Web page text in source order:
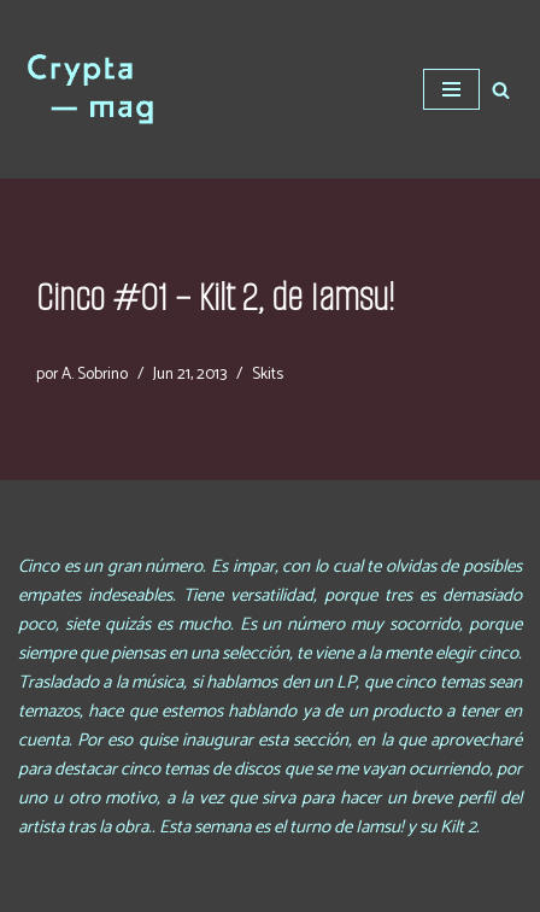
Saltar
contenido
Cinco #01 – Kilt 2, de Iamsu!
porA. Sobrino Jun 21, 2013 Skits
Cinco es un gran número. Es impar, con lo cual te olvidas de posibles
empates indeseables. Tiene versatilidad, porque tres es demasiado
poco, siete quizás es mucho. Es un número muy socorrido, porque
siempre que piensas en una selección, te viene a la mente elegir cinco.
Trasladado a la música, si hablamos den un LP, que cinco temas sean
temazos, hace que estemos hablando ya de un producto a tener en
cuenta. Por eso quise inaugurar esta sección, en la que aprovecharé
para destacar cinco temas de discos que se me vayan ocurriendo, por
uno u otro motivo, a la vez que sirva para hacer un breve perfil del
artista tras la obra.. Esta semana es el turno de Iamsu! y su Kilt 2.